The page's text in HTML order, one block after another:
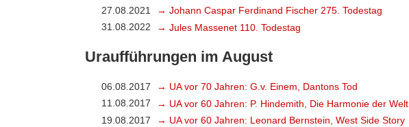
27.08.2021
→ Johann Caspar Ferdinand Fischer 275. Todestag
31.08.2022
→ Jules Massenet 110. Todestag
Uraufführungen im August
06.08.2017
→ UA vor 70 Jahren: G.v. Einem, Dantons Tod
11.08.2017
→ UA vor 60 Jahren: P. Hindemith, Die Harmonie der Welt
19.08.2017
→ UA vor 60 Jahren: Leonard Bernstein, West Side Story